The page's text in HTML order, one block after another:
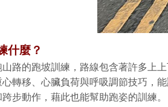
什麼？
山路的跑坡訓練，路線包含著許多上
轉移、心臟負荷與呼吸調節技巧，
步動作，藉此也能幫助跑姿的訓練。